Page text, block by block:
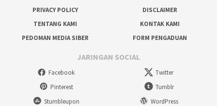
PRIVACY POLICY
DISCLAIMER
TENTANG KAMI
KONTAK KAMI
PEDOMAN MEDIA SIBER
FORM PENGADUAN
JARINGAN SOCIAL
Facebook
Twitter
Pinterest
Tumblr
Stumbleupon
WordPress